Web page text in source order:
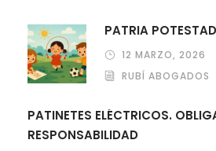
PATRIA POTESTAD
12 MARZO, 2026
RUBÍ ABOGADOS
PATINETES ELÉCTRICOS.
RESPONSABILIDAD